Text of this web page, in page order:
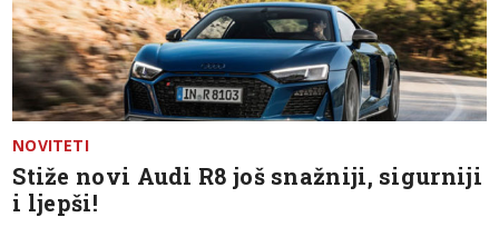
NOVITETI
Stiže novi Audi R8 još snažniji, sigurniji
i ljepši!